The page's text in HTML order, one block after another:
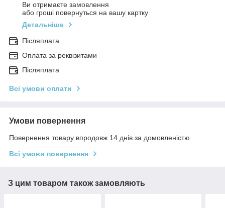
Ви отримаєте замовлення
або гроші повернуться на вашу картку
Детальніше
Післяплата
Оплата за реквізитами
Післяплата
Всі умови оплати
Умови повернення
Повернення товару впродовж 14 днів за домовленістю
Всі умови повернення
З цим товаром також замовляють